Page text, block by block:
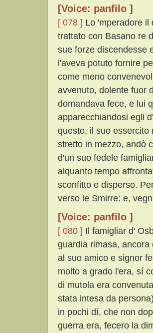
[Voice: panfilo ]
[ 078 ] Lo 'mperadore il
trattato con Basano re
sue forze discendesse
l'aveva potuto fornire
come meno
avvenuto, dolente fuor
domandava fece, e lui
apparecchiandosi egli
questo, il suo essercito
stretto in mezzo, andò
d'un suo fedele
alquanto tempo
sconfitto e disperso.
verso le Smirre: e,
[Voice: panfilo ]
[ 080 ] Il famigliar d'
guardia rimasa,
al suo amico e signor
molto a grado l'era, sí
di mutola era
stata intesa da
in pochi dí, che non
guerra era, fecero la